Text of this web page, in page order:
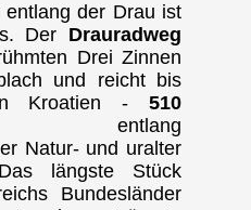
der Drau ist
Der Drauradweg
Drei Zinnen
und reicht bis
Kroatien - 510
Natur- und uralter
längste Stück
Bundesländer